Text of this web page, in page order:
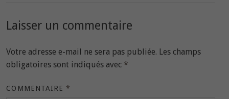
Laisser un commentaire
Votre adresse e-mail ne sera pas publiée. Les champs
obligatoires sont indiqués avec *
COMMENTAIRE*